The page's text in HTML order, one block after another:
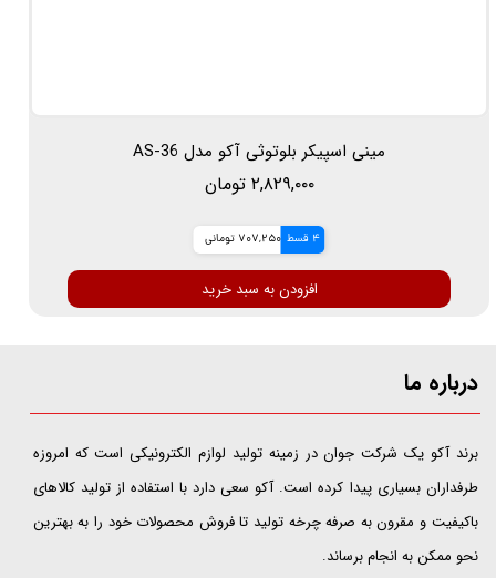
مینی اسپیکر بلوتوثی آکو مدل AS-36
۲,۸۲۹,۰۰۰ تومان
4 قسط 707,250 تومانی
افزودن به سبد خرید
درباره ما
​​​​​​​برند آکو یک شرکت جوان در زمینه تولید لوازم الکترونیکی است که امروزه
طرفداران بسیاری پیدا کرده است. آکو سعی دارد با استفاده از تولید کالاهای
باکیفیت و مقرون به صرفه چرخه تولید تا فروش محصولات خود را به بهترین
نحو ممکن به انجام برساند.